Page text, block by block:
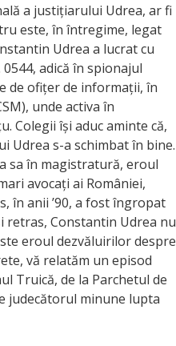
a justițiarului Udrea, ar fi
este, în întregime, legat
Udrea a lucrat cu
adică în spionajul
de ofițer de informații, în
unde activa în
Colegii își aduc aminte că,
Udrea s-a schimbat în bine.
sa în magistratură, eroul
avocați ai României,
în anii ’90, a fost îngropat
retras, Constantin Udrea nu
eroul dezvăluirilor despre
vă relatăm un episod
Truică, de la Parchetul de
judecătorul minune lupta